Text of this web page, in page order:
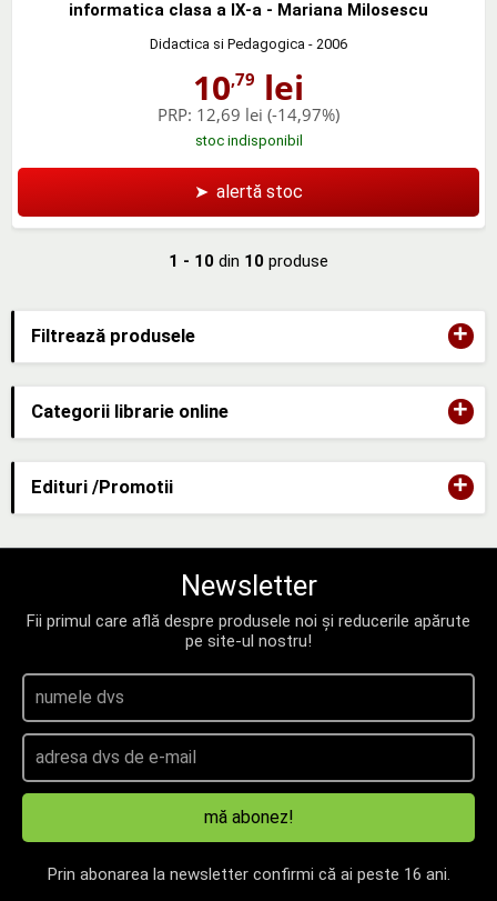
Filtrează produsele +
Categorii librarie online +
Edituri /Promotii +
informatica clasa a IX-a - Mariana Milosescu
Didactica si Pedagogica - 2006
10,79 lei
PRP: 12,69 lei (-14,97%)
stoc indisponibil
➤ alertă stoc
1 - 10 din 10 produse
Newsletter
Fii primul care află despre produsele noi și reducerile apărute
pe site-ul nostru!
mă abonez!
Prin abonarea la newsletter confirmi că ai peste 16 ani.